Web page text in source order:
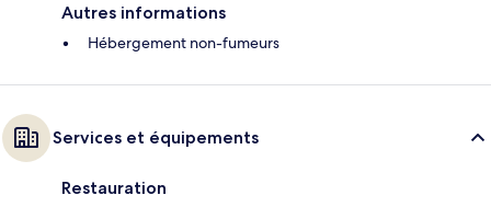
Autres informations
Hébergement non-fumeurs
Services et équipements
Restauration